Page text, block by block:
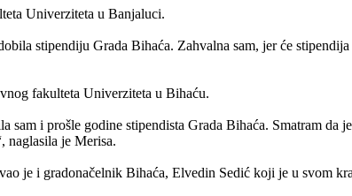
Univerziteta u Banjaluci.
stipendiju Grada Bihaća. Zahvalna sam, jer će
fakulteta Univerziteta u Bihaću.
i prošle godine stipendista Grada Bihaća. Smatram da
naglasila je Merisa.
je i gradonačelnik Bihaća, Elvedin Sedić koji je u svom